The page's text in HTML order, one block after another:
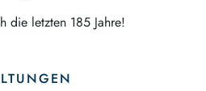
die letzten 185 Jahre!